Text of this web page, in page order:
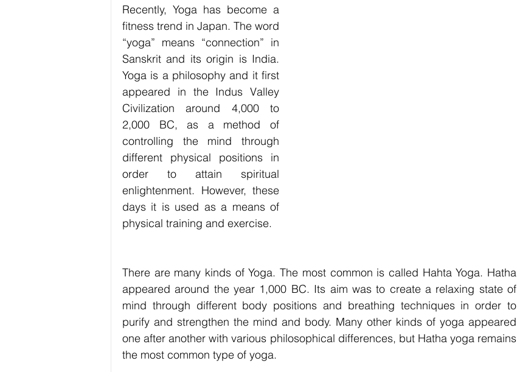
Exercise / Fitness Art
Technology Business
Recently, Yoga has become a
fitness trend in Japan. The word
“yoga” means “connection” in
Sanskrit and its origin is India.
Yoga is a philosophy and it first
appeared in the Indus Valley
Civilization around 4,000 to
2,000 BC, as a method of
controlling the mind through
different physical positions in
order to attain spiritual
enlightenment. However, these
days it is used as a means of
physical training and exercise.
There are many kinds of Yoga. The most common is called Hahta Yoga. Hatha
appeared around the year 1,000 BC. Its aim was to create a relaxing state of
mind through different body positions and breathing techniques in order to
purify and strengthen the mind and body. Many other kinds of yoga appeared
one after another with various philosophical differences, but Hatha yoga remains
the most common type of yoga.